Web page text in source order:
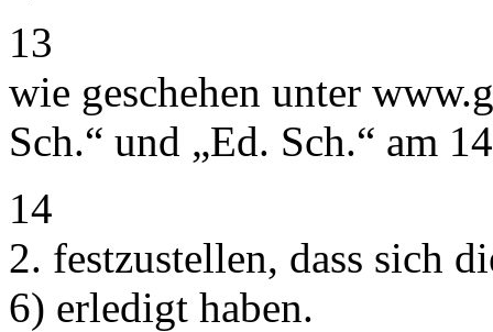
13
wie geschehen unter
Sch.“ und „Ed. Sch.“ am
14
2. festzustellen, dass sich
6) erledigt haben.